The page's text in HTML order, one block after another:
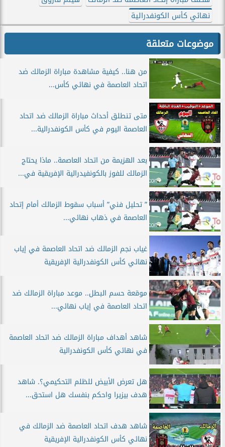
نهائي كأس الكونفدرالية
موضوعات متعلقة
من هنا.. كيفية مشاهدة مباراة الزمالك ضد
اتحاد العاصمة في نهائي كأس...
متى تنطلق أحداث مباراة الزمالك ضد اتحاد
العاصمة اليوم في كأس الكونفدرالية...
بعد الهزيمة من اتحاد العاصمة.. ماذا يحتاج
الزمالك للفوز بالكونفيدرالية الإفريقية في...
” تحليل فني” أسباب سقوط الزمالك أمام إتحاد
العاصمة في ذهاب نهائي...
غياب نجم الزمالك ضد اتحاد العاصمة في إياب
نهائي كأس الكونفدرالية الإفريقية
موقعة حسم البطل.. موعد مباراة الزمالك ضد
اتحاد العاصمة في إياب نهائي...
شاهد أهداف مباراة الزمالك ضد اتحاد العاصمة
في نهائي كأس الكونفدرالية
هل تعرض الأبيض للظلم التحكيمي؟. شاهد
هدف بيزيرا واحكم بنفسك هل استحق...
شاهد هدف اتحاد العاصمة ضد الزمالك في
نهائي كأس الكونفدرالية الإفريقية